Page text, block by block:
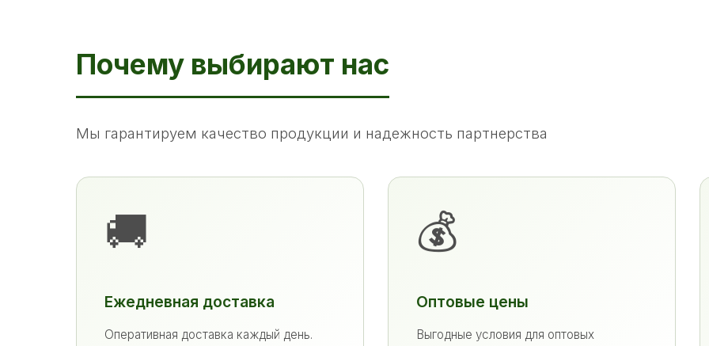
Почему выбирают нас
Мы гарантируем качество продукции и надежность партнерства
🚚
Ежедневная доставка
Оперативная доставка каждый день.
💰
Оптовые цены
Выгодные условия для оптовых